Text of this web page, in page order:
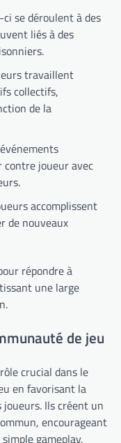
ci se déroulent à des
liés à des
travaillent
collectifs,
de la
joueur avec
accomplissent
de nouveaux
répondre à
une large
de jeu
crucial dans le
en favorisant la
Ils créent un
encourageant
gameplay.